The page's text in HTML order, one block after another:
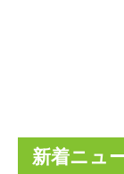
新着ニュ